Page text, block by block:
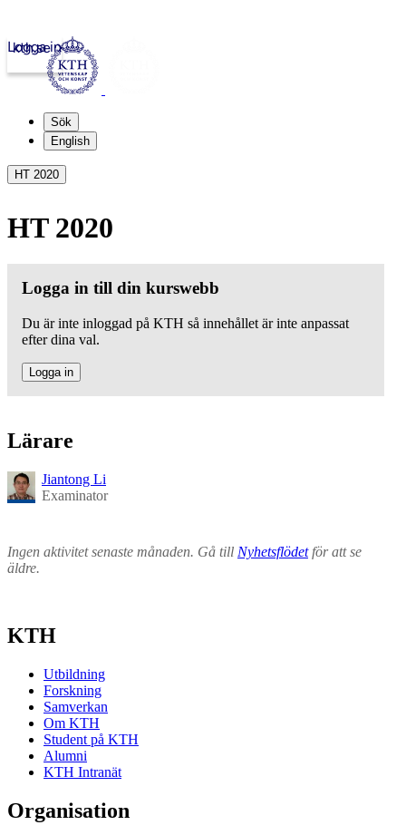
kth.se
Logga in
Sök
English
HT 2020
HT 2020
Logga in till din kurswebb
Du är inte inloggad på KTH så innehållet är inte anpassat
efter dina val.
Logga in
Lärare
Jiantong Li
Examinator
Ingen aktivitet senaste månaden. Gå till Nyhetsflödetför att se
äldre.
KTH
Utbildning
Forskning
Samverkan
Om KTH
Student på KTH
Alumni
KTH Intranät
Organisation